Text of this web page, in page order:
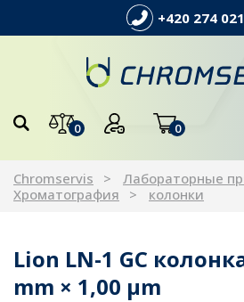
+420 274
0 0
Chromservis
Лабораторные
Хроматография
колонки
Lion LN-1 GC
mm × 1,00 µm